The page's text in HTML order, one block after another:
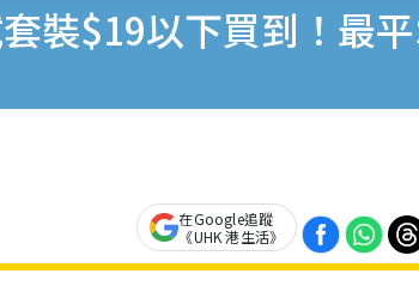
裝$19以下買到！最
在Google追蹤
《UHK 港生活》